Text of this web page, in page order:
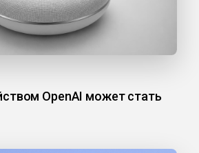
OpenAI может стать